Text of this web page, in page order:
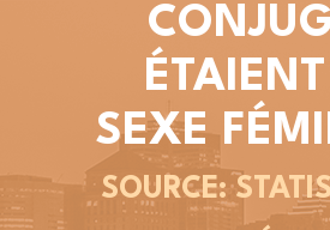
SEXE
SOURCE: